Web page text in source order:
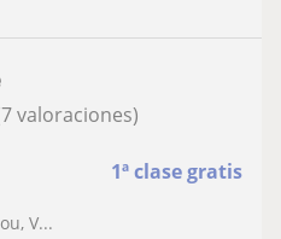
1ª clase gratis
valoraciones)
V...